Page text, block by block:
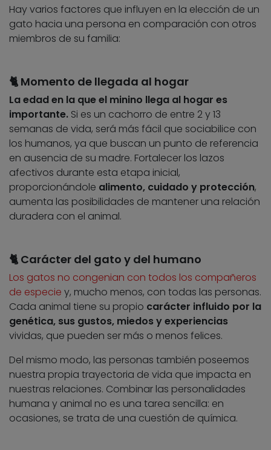
Hay varios factores que influyen en la elección de un
gato hacia una persona en comparación con otros
miembros de su familia:
🐈 Momento de llegada al hogar
La edad en la que el minino llega al hogar es
importante. Si es un cachorro de entre 2 y 13
semanas de vida, será más fácil que sociabilice con
los humanos, ya que buscan un punto de referencia
en ausencia de su madre. Fortalecer los lazos
afectivos durante esta etapa inicial,
proporcionándole alimento, cuidado y protección,
aumenta las posibilidades de mantener una relación
duradera con el animal.
🐈 Carácter del gato y del humano
Los gatos no congenian con todos los compañeros
de especie y, mucho menos, con todas las personas.
Cada animal tiene su propio carácter influido por la
genética, sus gustos, miedos y experiencias
vividas, que pueden ser más o menos felices.
Del mismo modo, las personas también poseemos
nuestra propia trayectoria de vida que impacta en
nuestras relaciones. Combinar las personalidades
humana y animal no es una tarea sencilla: en
ocasiones, se trata de una cuestión de química.